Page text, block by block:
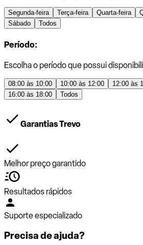
Segunda-feira Terça-feira Quarta-feira
Sábado
Todos
Período:
Escolha o período que possui
08:00 às 10:00 10:00 às 12:00 12:00 às
16:00 às 18:00
Todos
Garantias Trevo
Melhor preço garantido
Resultados rápidos
Suporte especializado
Precisa de ajuda?